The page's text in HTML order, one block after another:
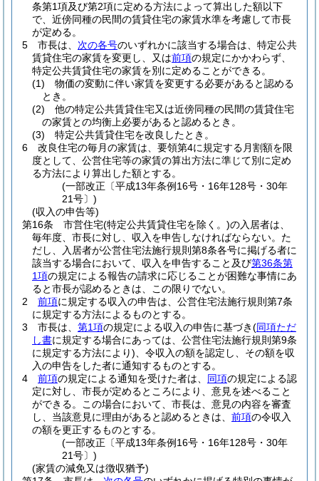
条第1項及び第2項に定める方法によって算出した額以下
で、近傍同種の民間の賃貸住宅の家賃水準を考慮して市長
が定める。
5
市長は、 次の各号のいずれかに該当する場合は、特定公共
賃貸住宅の家賃を変更し、又は前項の規定にかかわらず、
特定公共賃貸住宅の家賃を別に定めることができる。
(1)
物価の変動に伴い家賃を変更する必要があると認める
とき。
(2)
他の特定公共賃貸住宅又は近傍同種の民間の賃貸住宅
の家賃との均衡上必要があると認めるとき。
(3)
特定公共賃貸住宅を改良したとき。
6
改良住宅の毎月の家賃は、要領第4に規定する月割額を限
度として、公営住宅等の家賃の算出方法に準じて別に定め
る方法により算出した額とする。
(一部改正〔平成13年条例16号・16年128号・30年
21号〕)
(収入の申告等)
第16条
市営住宅(特定公共賃貸住宅を除く。)の入居者は、
毎年度、市長に対し、収入を申告しなければならない。 た
だし、入居者が公営住宅法施行規則第8条各号に掲げる者に
該当する場合において、収入を申告すること及び第36条第
1項の規定による報告の請求に応じることが困難な事情にあ
ると市長が認めるときは、この限りでない。
2
前項に規定する収入の申告は、公営住宅法施行規則第7条
に規定する方法によるものとする。
3
市長は、 第1項の規定による収入の申告に基づき(同項ただ
し書に規定する場合にあっては、公営住宅法施行規則第9条
に規定する方法により) 、令収入の額を認定し、その額を収
入の申告をした者に通知するものとする。
4
前項の規定による通知を受けた者は、 同項の規定による認
定に対し、市長が定めるところにより、意見を述べること
ができる。
この場合において、市長は、意見の内容を審査
し、当該意見に理由があると認めるときは、 前項の令収入
の額を更正するものとする。
(一部改正〔平成13年条例16号・16年128号・30年
21号〕)
(家賃の減免又は徴収猶予)